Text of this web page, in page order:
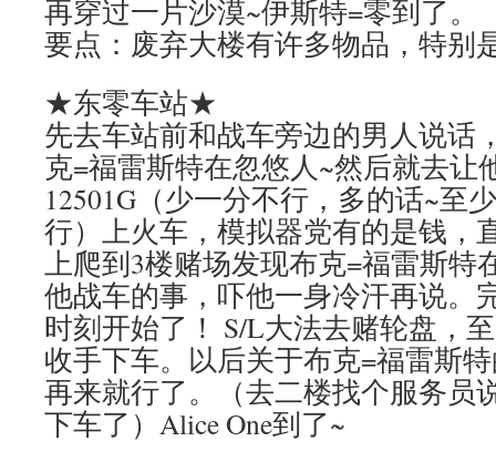
再穿过一片沙漠~伊斯特=零到了。
要点：废弃大楼有许多物品，特别
★东零车站★
先去车站前和战车旁边的男人说话
克=福雷斯特在忽悠人~然后就去让
12501G（少一分不行，多的话~至
行）上火车，模拟器党有的是钱，
上爬到3楼赌场发现布克=福雷斯特
他战车的事，吓他一身冷汗再说。
时刻开始了！ S/L大法去赌轮盘，
收手下车。以后关于布克=福雷斯
再来就行了。（去二楼找个服务员
下车了）Alice One到了~